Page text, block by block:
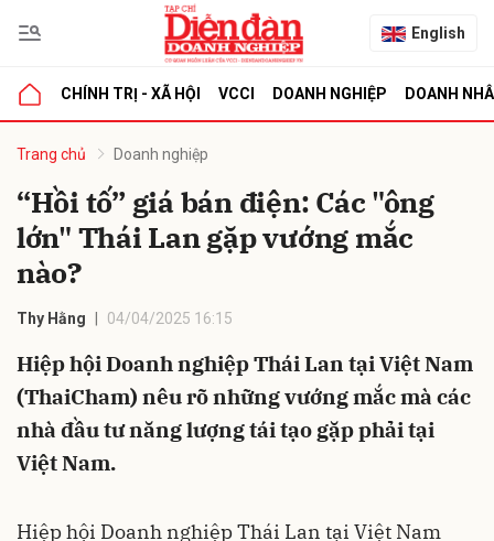
English
CHÍNH TRỊ - XÃ HỘI VCCI DOANH NGHIỆP DOANH
Trang chủ Doanh nghiệp
“Hồi tố” giá bán điện: Các "ông
lớn" Thái Lan gặp vướng mắc
nào?
Thy Hằng 04/04/2025 16:15
Hiệp hội Doanh nghiệp Thái Lan tại Việt Nam
(ThaiCham) nêu rõ những vướng mắc mà các
nhà đầu tư năng lượng tái tạo gặp phải tại
Việt Nam.
Hiệp hội Doanh nghiệp Thái Lan tại Việt Nam
luận
Hủy